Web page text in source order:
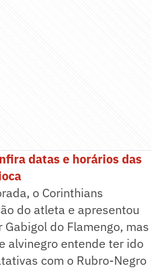
datas e horários das
o Corinthians
do atleta e apresentou
do Flamengo, mas
alvinegro entende ter ido
com o Rubro-Negro